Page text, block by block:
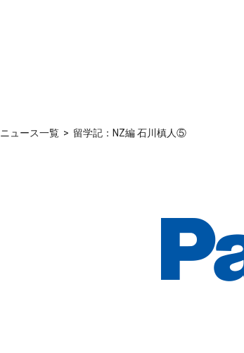
ニュース一覧 留学記：NZ編 石川槙人⑤